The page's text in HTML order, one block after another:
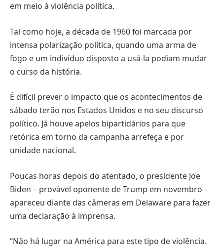
em meio à violência política.
Tal como hoje, a década de 1960 foi marcada por
intensa polarização política, quando uma arma de
fogo e um indivíduo disposto a usá-la podiam mudar
o curso da história.
É difícil prever o impacto que os acontecimentos de
sábado terão nos Estados Unidos e no seu discurso
político. Já houve apelos bipartidários para que
retórica em torno da campanha arrefeça e por
unidade nacional.
Poucas horas depois do atentado, o presidente Joe
Biden – provável oponente de Trump em novembro –
apareceu diante das câmeras em Delaware para fazer
uma declaração à imprensa.
“Não há lugar na América para este tipo de violência.